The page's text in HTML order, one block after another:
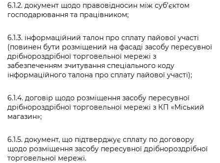
6.1.2. документ щодо правовідносин між суб’єктом
господарювання та працівником;
6.1.3. інформаційний талон про сплату пайової участі
(повинен бути розміщений на фасаді засобу пересувної
дрібнороздрібної торговельної мережі з
забезпеченням зчитування спеціального коду
інформаційного талона про сплату пайової участі);
6.1.4. договір щодо розміщення засобу пересувної
дрібнороздрібної торговельної мережі з КП «Міський
магазин»;
6.1.5. документ, що підтверджує сплату по договору
щодо розміщення засобу пересувної дрібнороздрібної
торговельної мережі.